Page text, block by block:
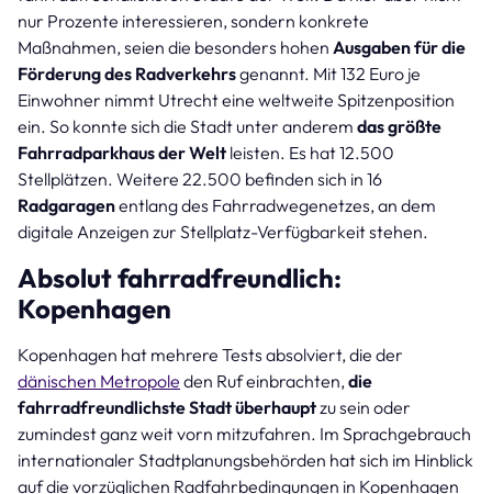
nur Prozente interessieren, sondern konkrete
Maßnahmen, seien die besonders hohen Ausgaben für die
Förderung des Radverkehrsgenannt. Mit 132 Euro je
Einwohner nimmt Utrecht eine weltweite Spitzenposition
ein. So konnte sich die Stadt unter anderem das größte
Fahrradparkhaus der Welt leisten. Es hat 12.500
Stellplätzen. Weitere 22.500 befinden sich in 16
Radgaragenentlang des Fahrradwegenetzes, an dem
digitale Anzeigen zur Stellplatz-Verfügbarkeit stehen.
Absolut fahrradfreundlich:
Kopenhagen
Kopenhagen hat mehrere Tests absolviert, die der
dänischen Metropole den Ruf einbrachten, die
fahrradfreundlichste Stadt überhauptzu sein oder
zumindest ganz weit vorn mitzufahren. Im Sprachgebrauch
internationaler Stadtplanungsbehörden hat sich im Hinblick
auf die vorzüglichen Radfahrbedingungen in Kopenhagen